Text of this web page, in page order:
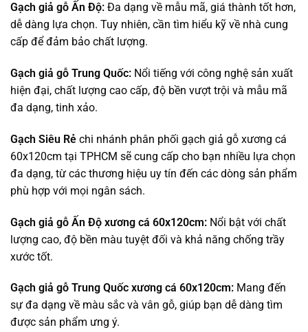
Gạch giả gỗ Ấn Độ: Đa dạng về mẫu mã, giá thành tốt hơn,
dễ dàng lựa chọn. Tuy nhiên, cần tìm hiểu kỹ về nhà cung
cấp để đảm bảo chất lượng.
Gạch giả gỗ Trung Quốc: Nổi tiếng với công nghệ sản xuất
hiện đại, chất lượng cao cấp, độ bền vượt trội và mẫu mã
đa dạng, tinh xảo.
Gạch Siêu Rẻ chi nhánh phân phối gạch giả gỗ xương cá
60x120cm tại TPHCM sẽ cung cấp cho bạn nhiều lựa chọn
đa dạng, từ các thương hiệu uy tín đến các dòng sản phẩm
phù hợp với mọi ngân sách.
Gạch giả gỗ Ấn Độ xương cá 60x120cm: Nổi bật với chất
lượng cao, độ bền màu tuyệt đối và khả năng chống trầy
xước tốt.
Gạch giả gỗ Trung Quốc xương cá 60x120cm: Mang đến
sự đa dạng về màu sắc và vân gỗ, giúp bạn dễ dàng tìm
được sản phẩm ưng ý.